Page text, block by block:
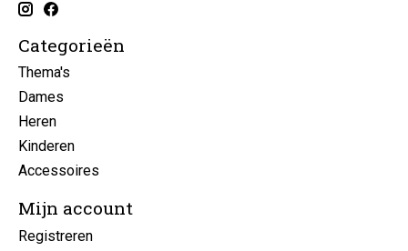
Categorieën
Thema's
Dames
Heren
Kinderen
Accessoires
Mijn account
Registreren